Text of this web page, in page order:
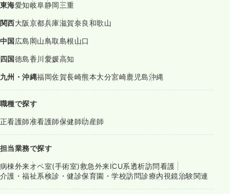
東海愛知岐阜静岡三重
関西大阪京都兵庫滋賀奈良和歌山
中国広島岡山鳥取島根山口
四国徳島香川愛媛高知
九州・沖縄福岡佐賀長崎熊本大分宮崎鹿児島沖縄
職種で探す
正看護師准看護師保健師助産師
担当業務で探す
病棟外来オペ室(手術室)救急外来ICU系透析訪問看護
介護・福祉系検診・健診保育園・学校訪問診療内視鏡治験関連